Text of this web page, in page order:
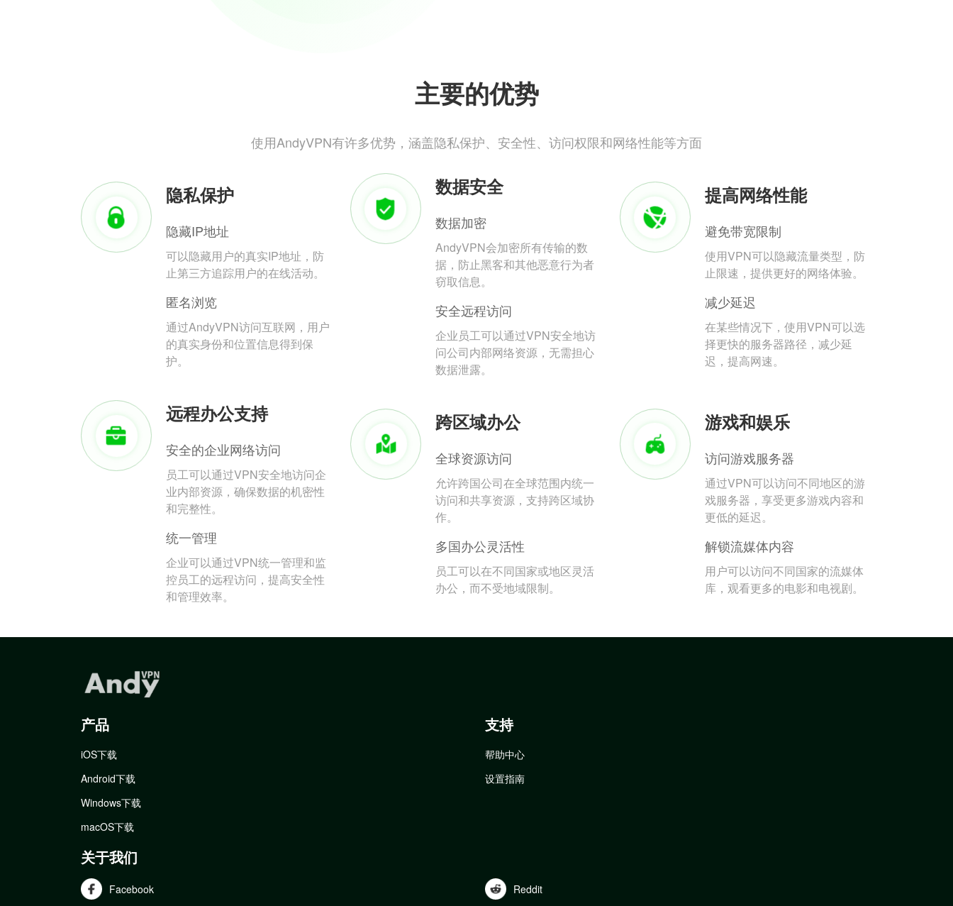
主要的优势
使用AndyVPN有许多优势，涵盖隐私保护、安全性、访问权限和网络性能等方面
隐私保护
隐藏IP地址
可以隐藏用户的真实IP地址，防
止第三方追踪用户的在线活动。
匿名浏览
通过AndyVPN访问互联网，用户
的真实身份和位置信息得到保
护。
数据安全
数据加密
AndyVPN会加密所有传输的数
据，防止黑客和其他恶意行为者
窃取信息。
安全远程访问
企业员工可以通过VPN安全地访
问公司内部网络资源，无需担心
数据泄露。
提高网络性能
避免带宽限制
使用VPN可以隐藏流量类型，防
止限速，提供更好的网络体验。
减少延迟
在某些情况下，使用VPN可以选
择更快的服务器路径，减少延
迟，提高网速。
远程办公支持
安全的企业网络访问
员工可以通过VPN安全地访问企
业内部资源，确保数据的机密性
和完整性。
统一管理
企业可以通过VPN统一管理和监
控员工的远程访问，提高安全性
和管理效率。
跨区域办公
全球资源访问
允许跨国公司在全球范围内统一
访问和共享资源，支持跨区域协
作。
多国办公灵活性
员工可以在不同国家或地区灵活
办公，而不受地域限制。
游戏和娱乐
访问游戏服务器
通过VPN可以访问不同地区的游
戏服务器，享受更多游戏内容和
更低的延迟。
解锁流媒体内容
用户可以访问不同国家的流媒体
库，观看更多的电影和电视剧。
产品
iOS下载
Android下载
Windows下载
macOS下载
支持
帮助中心
设置指南
关于我们
Facebook Reddit